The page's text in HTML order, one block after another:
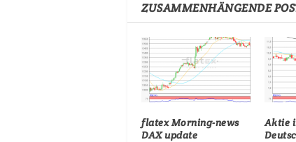
ZUSAMMENHÄNGENDE
flatex Morning-news
DAX update
Aktie